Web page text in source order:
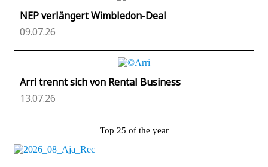
NEP verlängert Wimbledon-Deal
09.07.26
Arri trennt sich von Rental Business
13.07.26
Top 25 of the year